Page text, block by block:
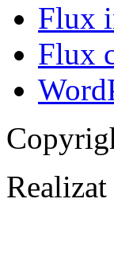
Flux
Flux
Realizat